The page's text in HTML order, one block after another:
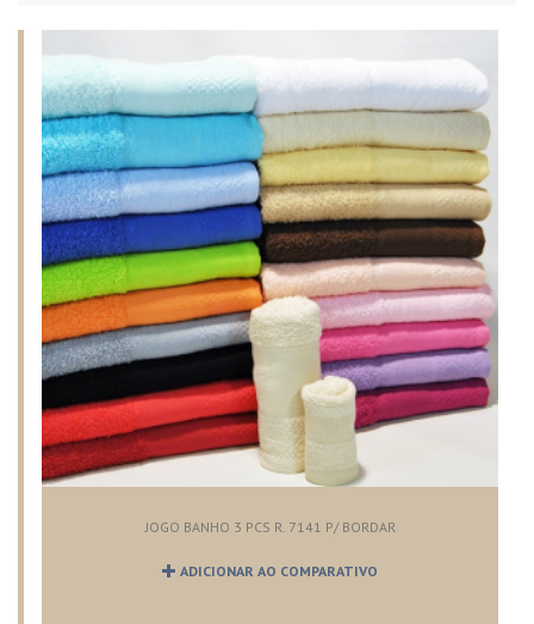
JOGO BANHO 3 PCS R. 7141 P/ BORDAR
ADICIONAR AO COMPARATIVO